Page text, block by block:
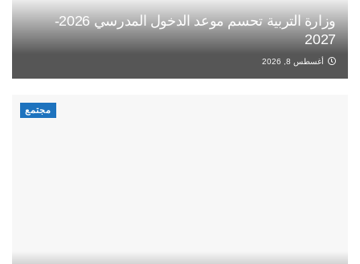
وزارة التربية تحسم موعد الدخول المدرسي 2026-
2027
أغسطس 8, 2026
مجتمع